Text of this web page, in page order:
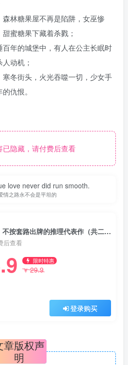
林糖果屋不再是陷阱，女巫惨
蜜糖果下藏着杀戮；
年的城堡中，有人在公主长眠时
动机；
冬街头，火光吞噬一切，少女手
仇恨。
隐藏，请付费后查看
love never did run smooth.
情之路永不会是平坦的
日本推理大师青柳碧人：不按套路出牌的推理代表作（共二册）
后查看
限时特惠
￥29.9
登录购买
章版权声
明